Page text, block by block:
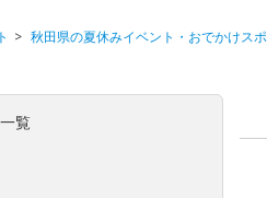
秋田県の夏休みイベント・おでかけス
覧